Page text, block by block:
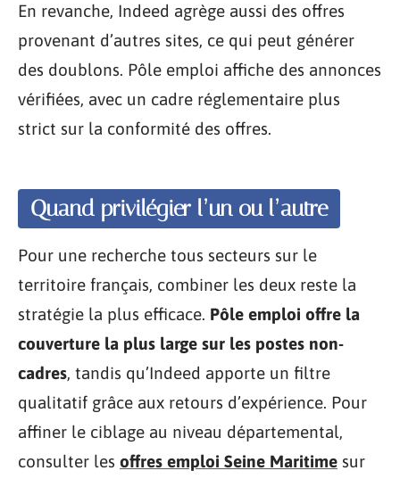
En revanche, Indeed agrège aussi des offres
provenant d’autres sites, ce qui peut générer
des doublons. Pôle emploi affiche des annonces
vérifiées, avec un cadre réglementaire plus
strict sur la conformité des offres.
Quand privilégier l’un ou l’autre
Pour une recherche tous secteurs sur le
territoire français, combiner les deux reste la
stratégie la plus efficace. Pôle emploi offre la
couverture la plus large sur les postes non-
cadres, tandis qu’Indeed apporte un filtre
qualitatif grâce aux retours d’expérience. Pour
affiner le ciblage au niveau départemental,
consulter les offres emploi Seine Maritime sur